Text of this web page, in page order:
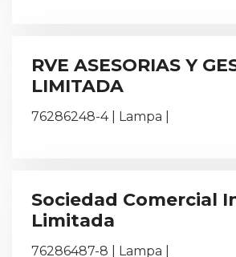
RVE ASESORIAS Y
LIMITADA
76286248-4 | Lampa |
Sociedad Comercial
Limitada
76286487-8 | Lampa |